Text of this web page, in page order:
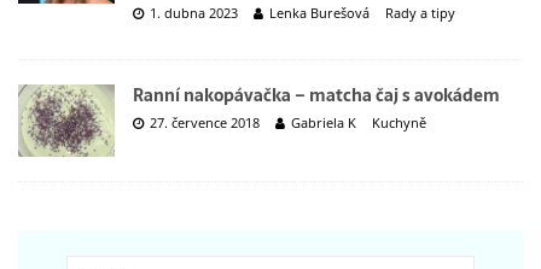
1. dubna 2023 Lenka Burešová Rady a tipy
Ranní nakopávačka – matcha čaj s avokádem
27. července 2018 Gabriela K Kuchyně